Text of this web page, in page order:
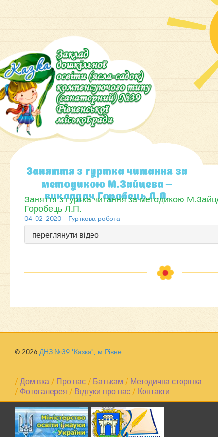
Заняття з гуртка читання за
методикою М.Зайцева –
викладач Горобець Л.П.
Заняття з гуртка читання за методикою
Горобець Л.П.
04-02-2020 - Гурткова робота
переглянути відео
© 2026 ДНЗ №39 "Казка", м.Рівне
/ Домівка / Про нас / Батькам / Методична сторiнка
/ Фотогалерея / Вiдгуки про нас / Контакти